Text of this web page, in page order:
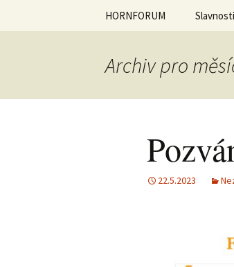
Přejít
webu
HORNFORUM
SLR 2016
SLR 2014
Archiv pro
22.5.2023